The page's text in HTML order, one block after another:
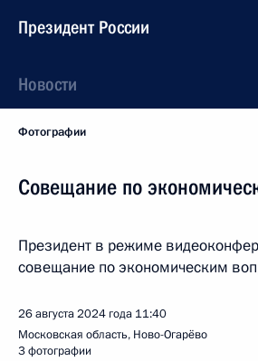
Президент России
Новости
Фотографии
Совещание по
Президент в режиме
совещание по экономическим
26 августа 2024 года 11:40
Московская область, Ново-Огарёво
3 фотографии